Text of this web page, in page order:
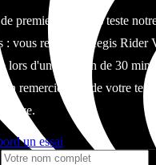
premiers soutiens teste
: vous recevez l'Aegis Rider
lors d'une session de 30
remerciement de votre
un essai